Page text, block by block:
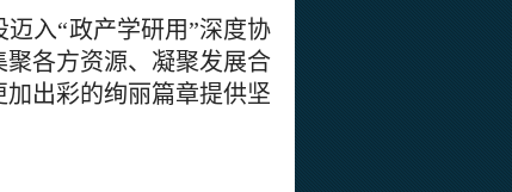
入“政产学研用”深度协
各方资源、凝聚发展合
出彩的绚丽篇章提供坚